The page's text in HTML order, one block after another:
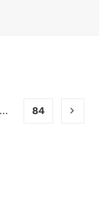
… 84